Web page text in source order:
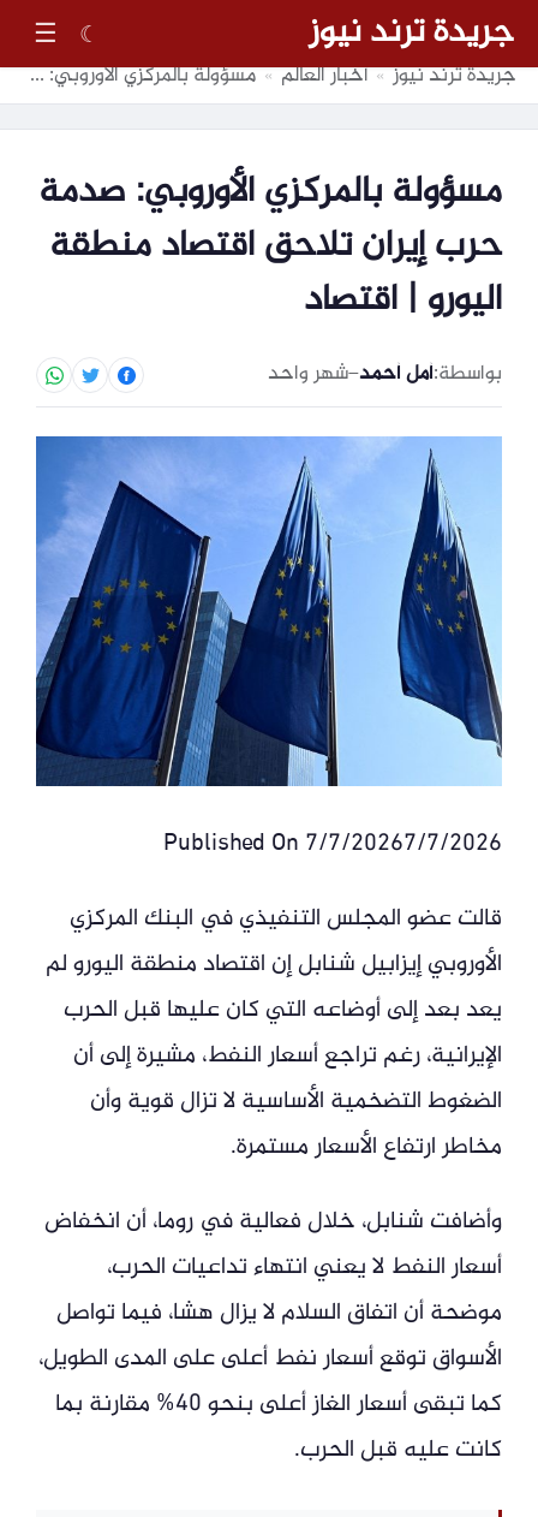
جريدة ترند نيوز ☾
☰
جريدة ترند نيوز » أخبار العالم » مسؤولة بالمركزي الأوروبي: صدمة حرب إيران تلاحق اقتصاد منطقة اليورو | اقتصاد
مسؤولة بالمركزي الأوروبي: صدمة
حرب إيران تلاحق اقتصاد منطقة
اليورو | اقتصاد
بواسطة:أمل أحمد–شهر واحد
Published On 7/7/20267/7/2026
قالت عضو المجلس التنفيذي في البنك المركزي
الأوروبي إيزابيل شنابل إن اقتصاد منطقة اليورو لم
يعد بعد إلى أوضاعه التي كان عليها قبل الحرب
الإيرانية، رغم تراجع أسعار النفط، مشيرة إلى أن
الضغوط التضخمية الأساسية لا تزال قوية وأن
مخاطر ارتفاع الأسعار مستمرة.
وأضافت شنابل، خلال فعالية في روما، أن انخفاض
أسعار النفط لا يعني انتهاء تداعيات الحرب،
موضحة أن اتفاق السلام لا يزال هشا، فيما تواصل
الأسواق توقع أسعار نفط أعلى على المدى الطويل،
كما تبقى أسعار الغاز أعلى بنحو 40% مقارنة بما
كانت عليه قبل الحرب.